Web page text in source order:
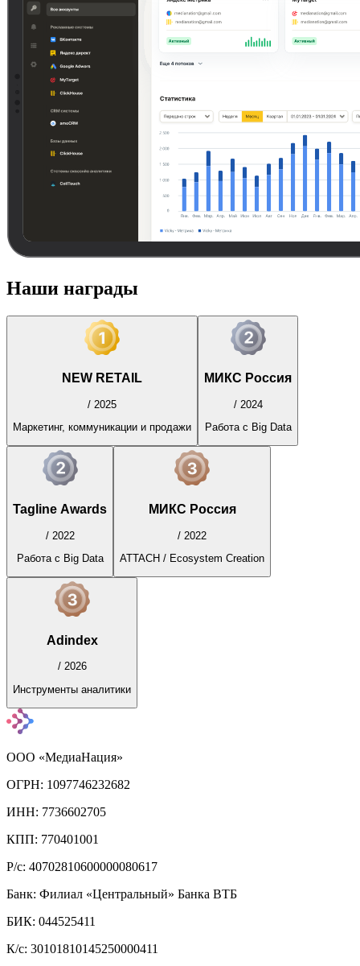
Наши награды
NEW RETAIL
/ 2025
Маркетинг, коммуникации и продажи
МИКС Россия
/ 2024
Работа с Big Data
Tagline Awards
/ 2022
Работа с Big Data
МИКС Россия
/ 2022
ATTACH / Ecosystem Creation
Adindex
/ 2026
Инструменты аналитики
ООО «МедиаНация»
ОГРН: 1097746232682
ИНН: 7736602705
КПП: 770401001
Р/с: 40702810600000080617
Банк: Филиал «Центральный» Банка ВТБ
БИК: 044525411
К/с: 30101810145250000411